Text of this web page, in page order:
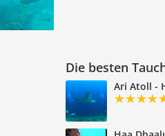
Die besten
Ari Atoll -